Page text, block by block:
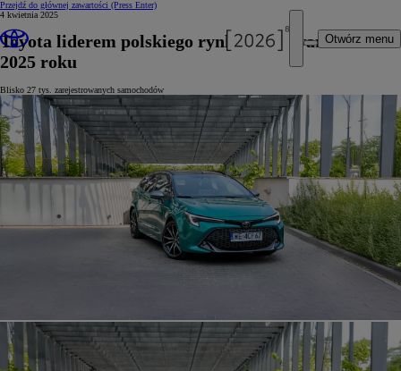
Przejdź do głównej zawartości (Press Enter)
Otwórz menu
4 kwietnia 2025
Toyota liderem polskiego rynku po I kwartale
2025 roku
Blisko 27 tys. zarejestrowanych samochodów